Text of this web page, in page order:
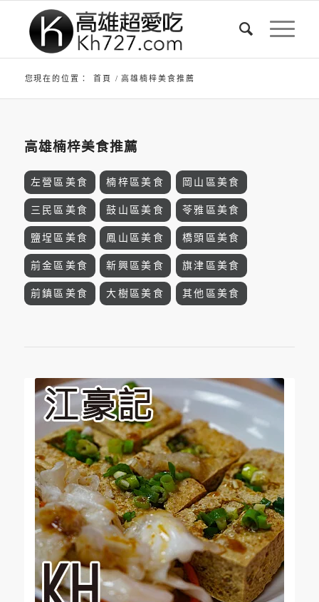
您現在的位置： 首頁 / 高雄楠梓美食推薦
高雄楠梓美食推薦
左營區美食 楠梓區美食 岡山區美食
三民區美食 鼓山區美食 苓雅區美食
鹽埕區美食 鳳山區美食 橋頭區美食
前金區美食 新興區美食 旗津區美食
前鎮區美食 大樹區美食 其他區美食